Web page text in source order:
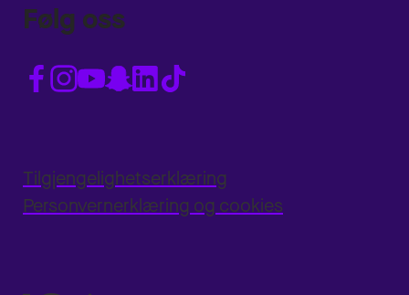
Følg oss
Tilgjengelighetserklæring
Personvernerklæring og cookies